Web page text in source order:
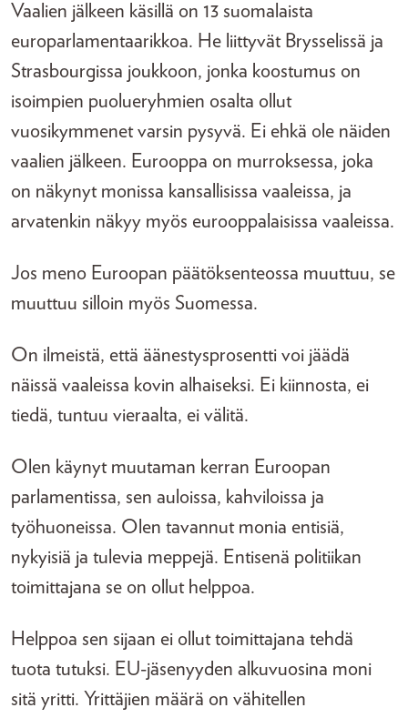
Vaalien jälkeen käsillä on 13 suomalaista
europarlamentaarikkoa. He liittyvät Brysselissä ja
Strasbourgissa joukkoon, jonka koostumus on
isoimpien puolueryhmien osalta ollut
vuosikymmenet varsin pysyvä. Ei ehkä ole näiden
vaalien jälkeen. Eurooppa on murroksessa, joka
on näkynyt monissa kansallisissa vaaleissa, ja
arvatenkin näkyy myös eurooppalaisissa vaaleissa.
Jos meno Euroopan päätöksenteossa muuttuu, se
muuttuu silloin myös Suomessa.
On ilmeistä, että äänestysprosentti voi jäädä
näissä vaaleissa kovin alhaiseksi. Ei kiinnosta, ei
tiedä, tuntuu vieraalta, ei välitä.
Olen käynyt muutaman kerran Euroopan
parlamentissa, sen auloissa, kahviloissa ja
työhuoneissa. Olen tavannut monia entisiä,
nykyisiä ja tulevia meppejä. Entisenä politiikan
toimittajana se on ollut helppoa.
Helppoa sen sijaan ei ollut toimittajana tehdä
tuota tutuksi. EU-jäsenyyden alkuvuosina moni
sitä yritti. Yrittäjien määrä on vähitellen